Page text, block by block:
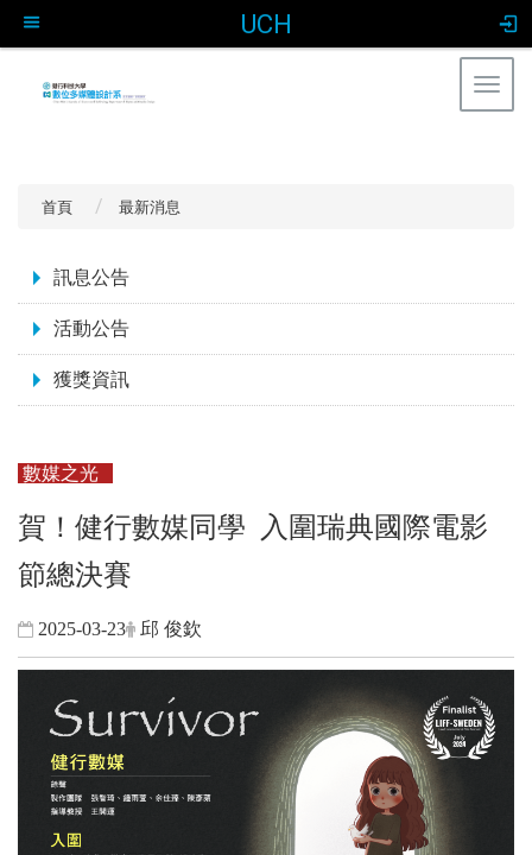
UCH
首頁 最新消息
訊息公告
活動公告
獲獎資訊
數媒之光
賀！健行數媒同學 入圍瑞典國際電影
節總決賽
2025-03-23 邱 俊欽